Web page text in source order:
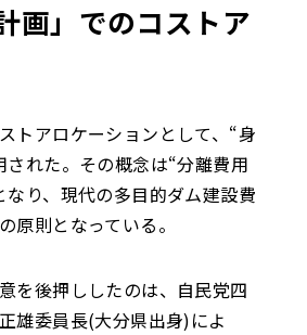
画」でのコストア
トアロケーションとして、“身
れた。その概念は“分離費用
り、現代の多目的ダム建設費
原則となっている。
を後押ししたのは、自民党四
雄委員長(大分県出身)によ